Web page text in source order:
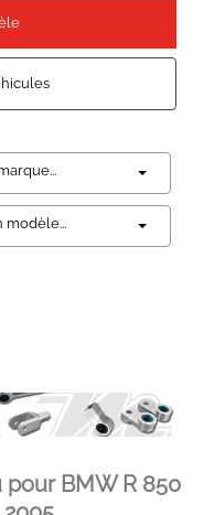
modèle...
BMW R 850